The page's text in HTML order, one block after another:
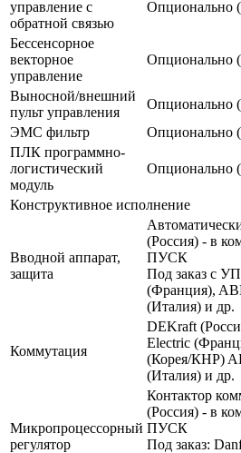
управление с
обратной связью
Опционально
Бессенсорное
векторное
управление
Опционально
Выносной/внешний
пульт управления
Опционально
ЭМС фильтр
Опционально
ПЛК программно-
логистический
модуль
Опционально
Конструктивное исполнение
Вводной аппарат,
защита
(Россия) - в
ПУСК
Под заказ с
(Франция),
(Италия) и др.
Коммутация
DEKraft
Electric
(Корея/КНР)
(Италия) и др.
Микропроцессорный
регулятор
Контактор
(Россия) - в
ПУСК
Под заказ: